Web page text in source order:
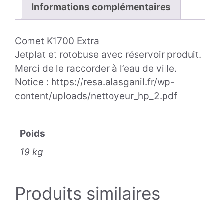
Informations complémentaires
Comet K1700 Extra
Jetplat et rotobuse avec réservoir produit.
Merci de le raccorder à l’eau de ville.
Notice : https://resa.alasganil.fr/wp-
content/uploads/nettoyeur_hp_2.pdf
Poids
19 kg
Produits similaires